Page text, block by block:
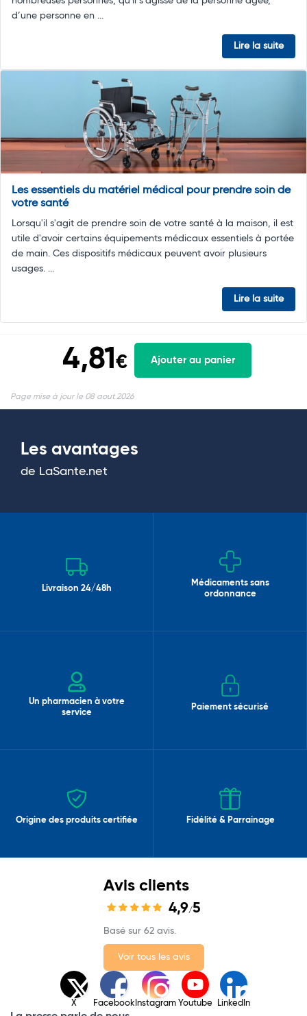
d’une personne en ...
Lire la suite
Les essentiels du matériel médical pour prendre soin de
votre santé
Lorsqu'il s'agit de prendre soin de votre santé à la maison, il est
utile d'avoir certains équipements médicaux essentiels à portée
de main. Ces dispositifs médicaux peuvent avoir plusieurs
usages. ...
Lire la suite
4,81€ Ajouter au panier
Page mise à jour le 08 aout 2026
Les avantages
de LaSante.net
Livraison 24/48h
Médicaments sans
ordonnance
Un pharmacien à votre
service
Paiement sécurisé
Origine des produits certifiée Fidélité & Parrainage
Avis clients
4,9/5
Basé sur 62 avis.
Voir tous les avis
X Facebook Instagram Youtube LinkedIn